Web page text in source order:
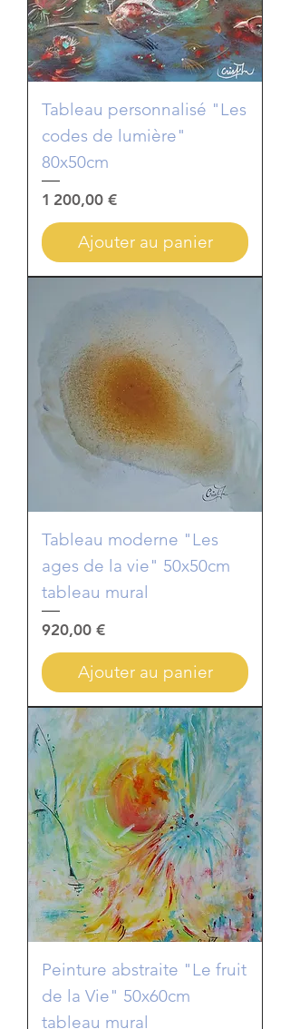
Tableau personnalisé "Les
codes de lumière"
80x50cm
Prix
1 200,00 €
Ajouter au panier
Tableau moderne "Les
ages de la vie" 50x50cm
tableau mural
Prix
920,00 €
Ajouter au panier
Peinture abstraite "Le fruit
de la Vie" 50x60cm
tableau mural